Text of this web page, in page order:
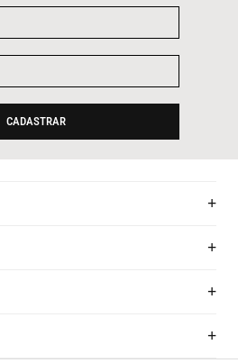
CADASTRAR